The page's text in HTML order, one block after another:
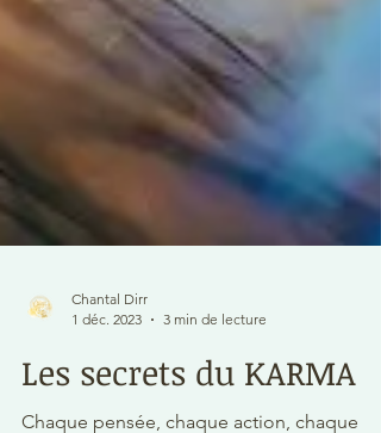
Chantal Dirr
1 déc. 2023
3 min de lecture